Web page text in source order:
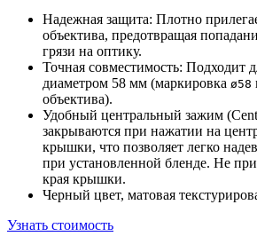
Надежная защита: Плотно
объектива, предотвращая
грязи на оптику.
Точная совместимость: Подходит
диаметром 58 мм (маркировка ø58
объектива).
Удобный центральный зажим
закрываются при нажатии на
крышки, что позволяет легко
при установленной бленде. Не
края крышки.
Черный цвет, матовая
Узнать стоимость